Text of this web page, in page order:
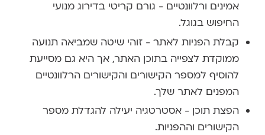
אמינים ורלוונטיים - גורם קריטי בדירוג מנועי
החיפוש בגוגל.
קבלת הפניות לאתר - זוהי שיטה שמביאה תנועה
ממוקדת לצפייה בתוכן האתר, אך היא גם מסייעת
להוסיף למספר הקישורים והקישורים הרלוונטיים
המפנים לאתר שלך.
הפצת תוכן - אסטרטגיה יעילה להגדלת מספר
הקישורים וההפניות.